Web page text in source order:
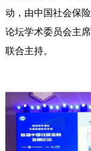
动，由中国社会保
论坛学术委员会主
联合主持。